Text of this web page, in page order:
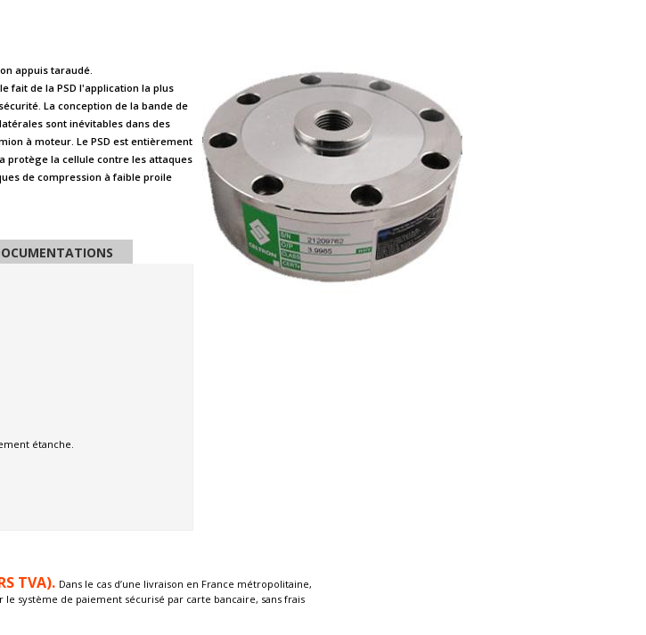
appuis taraudé.
fait de la PSD l'application la plus
La conception de la bande de
sont inévitables dans des
à moteur. Le PSD est entièrement
protège la cellule contre les attaques
de compression à faible proile
étanche.
TVA). Dans le cas d’une livraison en France métropolitaine,
système de paiement sécurisé par carte bancaire, sans frais